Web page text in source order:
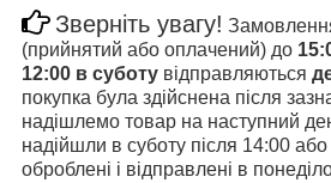
Зверніть увагу!
(прийнятий або оплачений) до
12:00 в суботу відправляються
покупка була здійснена після
надішлемо товар на наступний
надійшли в суботу після 14:00
оброблені і відправлені в